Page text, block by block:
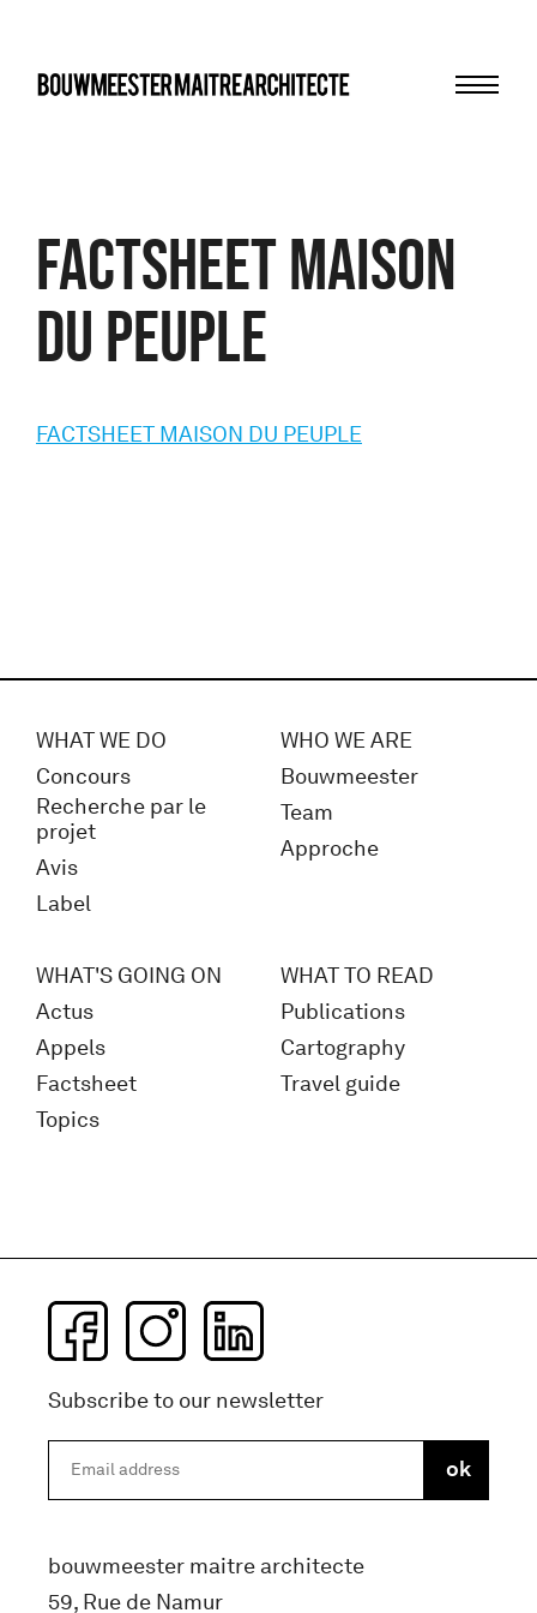
FACTSHEET MAISON
DU PEUPLE
FACTSHEET MAISON DU PEUPLE
WHAT WE DO
Concours
Recherche par le
projet
Avis
Label
WHO WE ARE
Bouwmeester
Team
Approche
WHAT'S GOING ON
Actus
Appels
Factsheet
Topics
WHAT TO READ
Publications
Cartography
Travel guide
Subscribe to our newsletter
bouwmeester maitre architecte
59, Rue de Namur